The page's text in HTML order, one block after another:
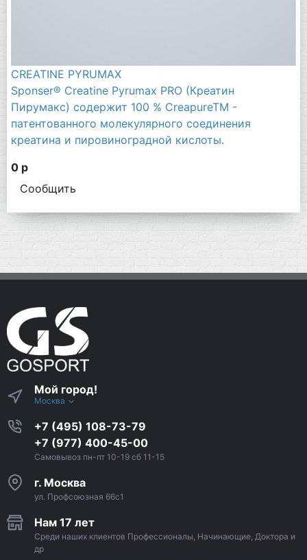
CREATINE PYRUMAX
Sponser® Creatine Pyrumax PRO (Креатин
Пирумакс) содержит 100 % CreapureTM -
патентованного молекулярного соединения
креатина и пировиноградной кислоты.
0 р
Сообщить
Мой город!
Москва
+7 (495) 108-73-79
+7 (977) 400-45-00
Самовывоз пн-пт 10-19 сб 11-15
г. Москва
ул. Профсоюзная 66c1
Нам 17 лет
Среди наших клиентов Профессионалы, Начинающие, Доктора и
др